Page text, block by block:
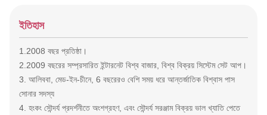
ইতিহাস
1.2008 বছর প্রতিষ্ঠা।
2.2009 বছরের সম্প্রসারিত ইন্টারনেট বিশ্ব বাজার, বিশ্ব বিক্রয় সিস্টেম সেট আপ।
3. আলিববা, মেড-ইন-চীনে, 6 বছরেরও বেশি সময় ধরে আন্তর্জাতিক বিশ্বাস পাস
সোনার সদস্য
4. হংকং সৌন্দর্য প্রদর্শনীতে অংশগ্রহণ, এবং সৌন্দর্য সরঞ্জাম বিক্রয় ভাল খ্যাতি পেতে